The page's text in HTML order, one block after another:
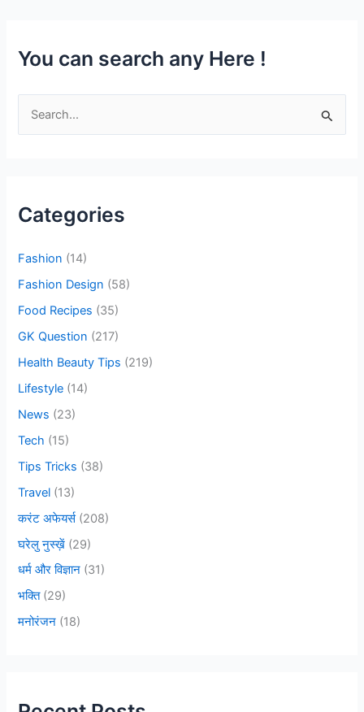
You can search any Here !
h
r
:
Categories
Fashion (14)
Fashion Design (58)
Food Recipes (35)
GK Question (217)
Health Beauty Tips (219)
Lifestyle (14)
News (23)
Tech (15)
Tips Tricks (38)
Travel (13)
करंट अफेयर्स(208)
घरेलु नुस्ख़ें (29)
धर्म और विज्ञान (31)
भक्ति(29)
मनोरंजन (18)